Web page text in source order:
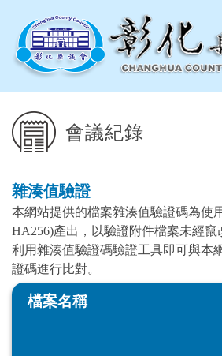
會議紀錄
雜湊值驗證
本網站提供的檔案雜湊值驗證碼為使
HA256)產出，以驗證附件檔案未經竄
利用雜湊值驗證碼驗證工具即可與本
證碼進行比對。
檔案名稱